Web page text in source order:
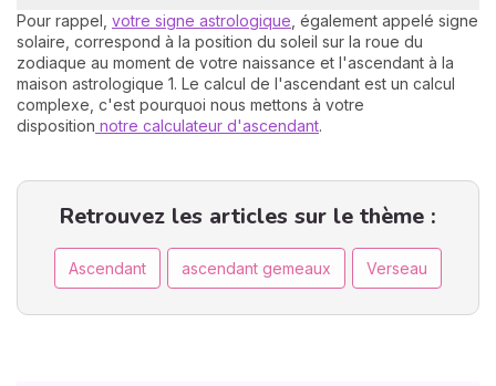
Pour rappel, votre signe astrologique , également appelé signe
solaire, correspond à la position du soleil sur la roue du
zodiaque au moment de votre naissance et l'ascendant à la
maison astrologique 1. Le calcul de l'ascendant est un calcul
complexe, c'est pourquoi nous mettons à votre
disposition notre calculateur d'ascendant.
Retrouvez les articles sur le thème :
Ascendant ascendant gemeaux Verseau